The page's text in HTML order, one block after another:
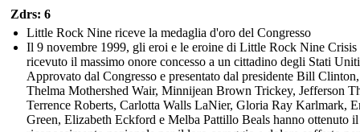
Zdrs: 6
Little Rock Nine riceve la medaglia d'oro del Congresso
Il 9 novembre 1999, gli eroi e le eroine di Little Rock Nine Crisis
ricevuto il massimo onore concesso a un cittadino degli Stati
Approvato dal Congresso e presentato dal presidente Bill Clinton,
Thelma Mothershed Wair, Minnijean Brown Trickey, Jefferson
Terrence Roberts, Carlotta Walls LaNier, Gloria Ray Karlmark,
Green, Elizabeth Eckford e Melba Pattillo Beals hanno ottenuto il